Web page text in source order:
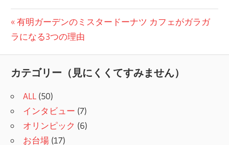
投
稿
ビ
ゲ
ー
前
の
有明ガーデンのミスタードーナツ カフェがガラガ
ラになる3つの理由
カテゴリー（見にくくてすみません）
ALL (50)
インタビュー (7)
オリンピック (6)
お台場 (17)